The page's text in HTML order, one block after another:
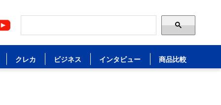
クレカ ビジネス インタビュー 商品比較